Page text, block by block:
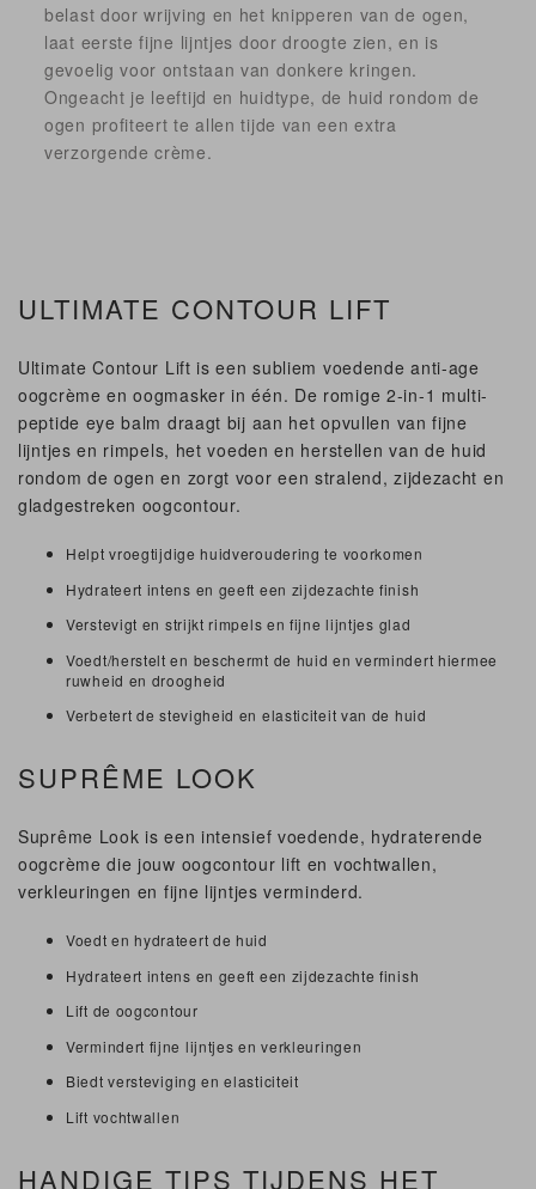
belast door wrijving en het knipperen van de ogen,
laat eerste fijne lijntjes door droogte zien, en is
gevoelig voor ontstaan van donkere kringen.
Ongeacht je leeftijd en huidtype, de huid rondom de
ogen profiteert te allen tijde van een extra
verzorgende crème.
ULTIMATE CONTOUR LIFT
Ultimate Contour Lift is een subliem voedende anti-age
oogcrème en oogmasker in één. De romige 2-in-1 multi-
peptide eye balm draagt bij aan het opvullen van fijne
lijntjes en rimpels, het voeden en herstellen van de huid
rondom de ogen en zorgt voor een stralend, zijdezacht en
gladgestreken oogcontour.
Helpt vroegtijdige huidveroudering te voorkomen
Hydrateert intens en geeft een zijdezachte finish
Verstevigt en strijkt rimpels en fijne lijntjes glad
Voedt/herstelt en beschermt de huid en vermindert hiermee
ruwheid en droogheid
Verbetert de stevigheid en elasticiteit van de huid
SUPRÊME LOOK
Suprême Look is een intensief voedende, hydraterende
oogcrème die jouw oogcontour lift en vochtwallen,
verkleuringen en fijne lijntjes verminderd.
Voedt en hydrateert de huid
Hydrateert intens en geeft een zijdezachte finish
Lift de oogcontour
Vermindert fijne lijntjes en verkleuringen
Biedt versteviging en elasticiteit
Lift vochtwallen
HANDIGE TIPS TIJDENS HET